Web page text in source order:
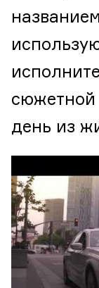
сюжетной
день из